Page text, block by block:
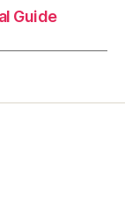
Guide